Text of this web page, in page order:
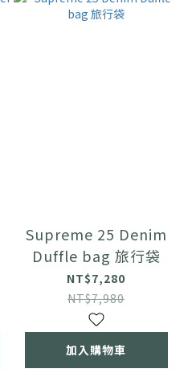
Supreme 25 Denim
Duffle bag 旅行袋
NT$7,280
NT$7,980
加入購物車